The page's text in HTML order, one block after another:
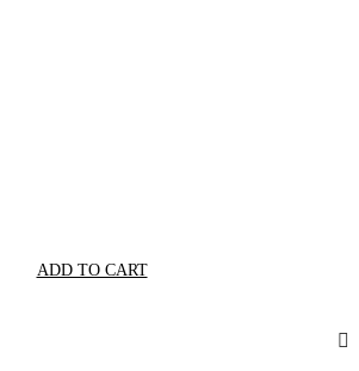
ADD TO CART